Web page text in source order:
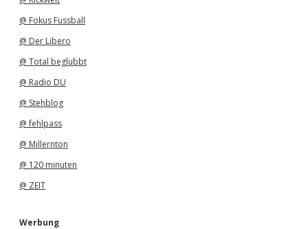
@ Fokus Fussball
@ Der Libero
@ Total beglubbt
@ Radio DU
@ Stehblog
@ fehlpass
@ Millernton
@ 120 minuten
@ ZEIT
Werbung